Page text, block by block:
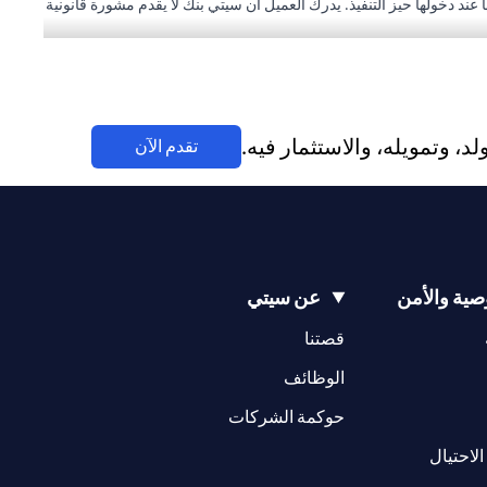
عند دخولها حيز التنفيذ. يدرك العميل أن سيتي بنك لا يقدم مشورة قانونية
وسيط تداول في الأسواق الدولية بموجب ترخيص رقم 20200000198 ج) إدارة المحافظ بموجب ترخيص رقم 20200000240 د) الحفظ بموجب ترخيص رقم 602003. للحصول على إخلاءات المسؤولية والإفصاحات الإضافية
والاستثمار فيه. تقدم الآن
والأمن عن سيتي
قصتنا
(opens in a new tab)
الوظائف
(opens in a new tab)
حوكمة الشركات
(opens in a new tab)